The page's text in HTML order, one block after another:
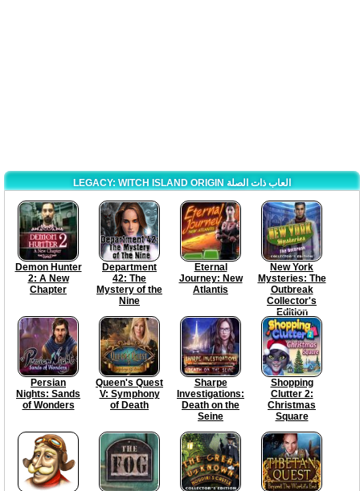
LEGACY: WITCH ISLAND ORIGIN العاب ذات الصلة
Demon Hunter
2: A New
Chapter
Department
42: The
Mystery of the
Nine
Eternal
Journey: New
Atlantis
New York
Mysteries: The
Outbreak
Collector's
Edition
Persian
Nights: Sands
of Wonders
Queen's Quest
V: Symphony
of Death
Sharpe
Investigations:
Death on the
Seine
Shopping
Clutter 2:
Christmas
Square